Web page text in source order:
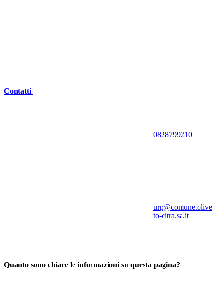
Contatti
0828799210
urp@comune.olive
to-citra.sa.it
Quanto sono chiare le informazioni su questa pagina?